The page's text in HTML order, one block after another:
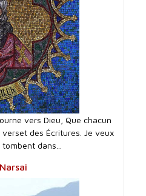
vers Dieu, Que chacun
des Écritures. Je veux
dans...